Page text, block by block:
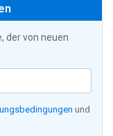
der von neuen
und